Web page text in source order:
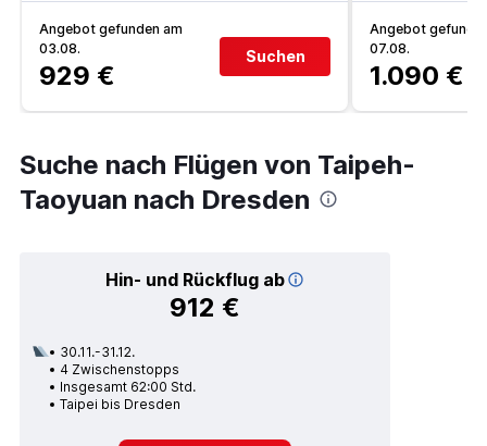
Angebot gefunden am
03.08.
929 €
Suchen
Angebot
07.08.
1.090 €
Suche nach Flügen von Taipeh-
Taoyuan nach Dresden
Hin- und Rückflug ab
912 €
30.11.-31.12.
4 Zwischenstopps
Insgesamt 62:00 Std.
Taipei bis Dresden